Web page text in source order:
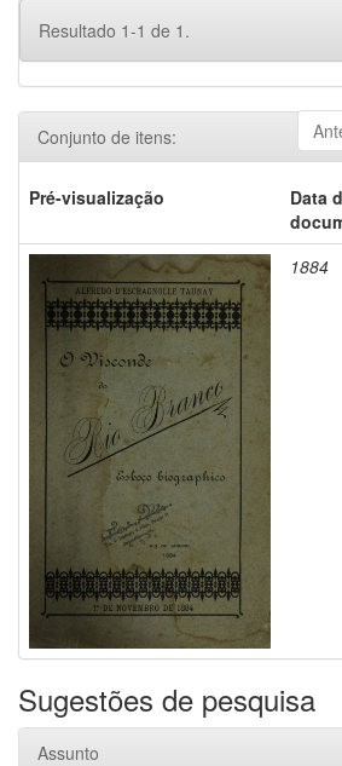
Resultado 1-1 de 1.
Conjunto de itens:
Pré-visualização
Data
1884
Sugestões de pesquisa
Assunto